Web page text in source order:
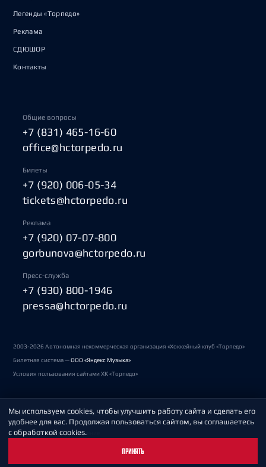
Легенды «Торпедо»
Реклама
СДЮШОР
Контакты
Общие вопросы
+7 (831) 465-16-60
office@hctorpedo.ru
Билеты
+7 (920) 006-05-34
tickets@hctorpedo.ru
Реклама
+7 (920) 07-07-800
gorbunova@hctorpedo.ru
Пресс-служба
+7 (930) 800-1946
pressa@hctorpedo.ru
2003-2026 Автономная некоммерческая организация «Хоккейный клуб «Торпедо»
Билетная система —ООО «Яндекс Музыка»
Условия пользования сайтами ХК «Торпедо»
Политика обработки персональных данных
Пользовательское соглашение
Мы используем cookies, чтобы улучшить работу сайта и сделать его
удобнее для вас. Продолжая пользоваться сайтом, вы соглашаетесь
с обработкой cookies.
ПРИНЯТЬ